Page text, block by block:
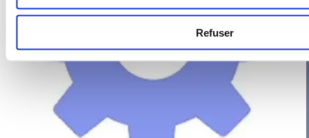
Refuser